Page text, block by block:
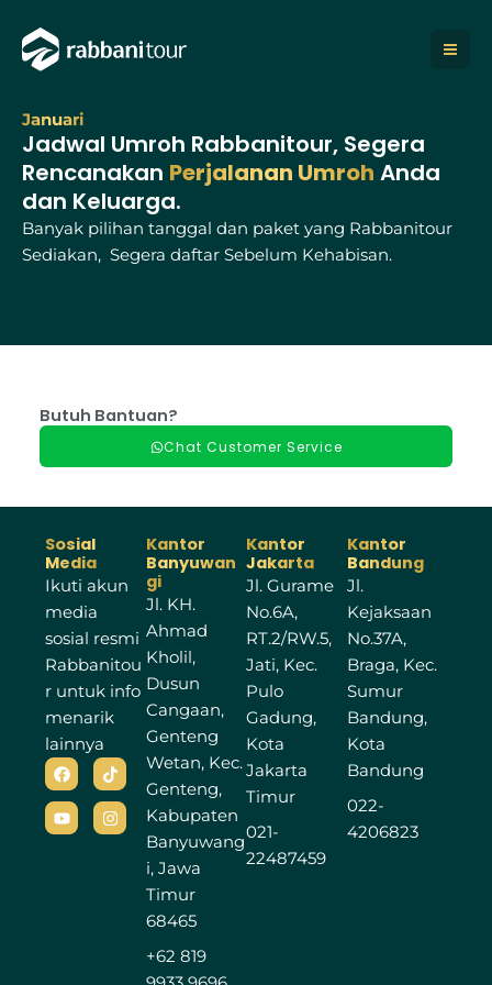
konten
Januari
Jadwal Umroh Rabbanitour, Segera
Rencanakan Perjalanan Umroh Anda
dan Keluarga.
Banyak pilihan tanggal dan paket yang Rabbanitour
Sediakan, Segera daftar Sebelum Kehabisan.
Butuh Bantuan?
Chat Customer Service
Sosial
Media
Ikuti akun
media
sosial resmi
Rabbanitou
r untuk info
menarik
lainnya
F
a
c
e
b
T
i
k
t
o
Y
o
u
t
u
I
n
s
t
a
Kantor
Banyuwan
gi
Jl. KH.
Ahmad
Kholil,
Dusun
Cangaan,
Genteng
Wetan, Kec.
Genteng,
Kabupaten
Banyuwang
i, Jawa
Timur
68465
+62 819
Kantor
Jakarta
Jl. Gurame
No.6A,
RT.2/RW.5,
Jati, Kec.
Pulo
Gadung,
Kota
Jakarta
Timur
021-
22487459
Kantor
Bandung
Jl.
Kejaksaan
No.37A,
Braga, Kec.
Sumur
Bandung,
Kota
Bandung
022-
4206823